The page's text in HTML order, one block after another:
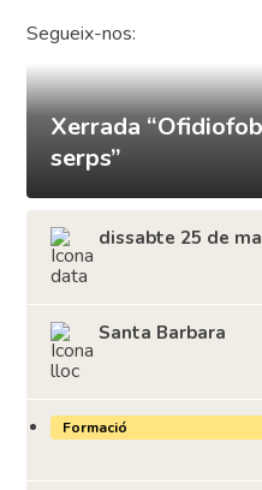
content
Segueix-nos:
Xerrada
serps”
dissabte 25 de
Santa Barbara
Formació